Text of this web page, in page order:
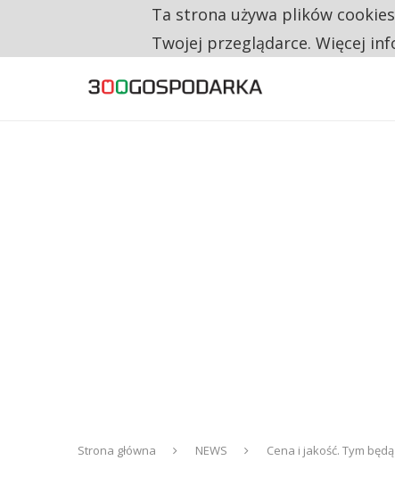
RESTRYKCJE CHIN UDERZAJĄ W
Strona główna NEWS Cena i jakość. Tym
Ta strona używa plików
Twojej przeglądarce. Więcej